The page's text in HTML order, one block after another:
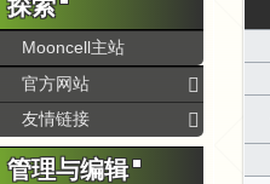
探索
Mooncell主站
官方网站
友情链接
管理与编辑